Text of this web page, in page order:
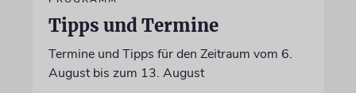
Tipps und Termine
Termine und Tipps für den Zeitraum vom 6.
August bis zum 13. August